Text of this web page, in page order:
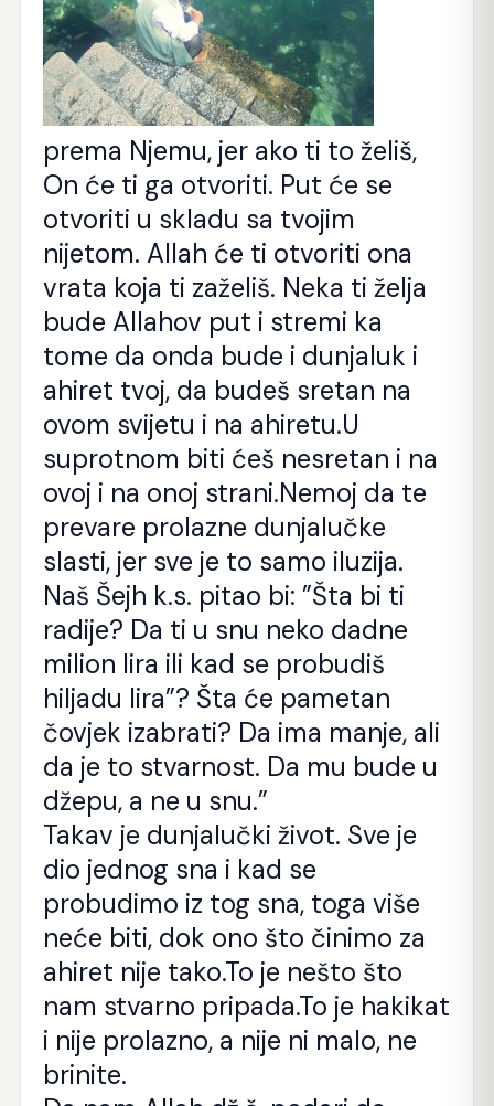
prema Njemu, jer ako ti to želiš,
On će ti ga otvoriti. Put će se
otvoriti u skladu sa tvojim
nijetom. Allah će ti otvoriti ona
vrata koja ti zaželiš. Neka ti želja
bude Allahov put i stremi ka
tome da onda bude i dunjaluk i
ahiret tvoj, da budeš sretan na
ovom svijetu i na ahiretu.U
suprotnom biti ćeš nesretan i na
ovoj i na onoj strani.Nemoj da te
prevare prolazne dunjalučke
slasti, jer sve je to samo iluzija.
Naš Šejh k.s. pitao bi: ”Šta bi ti
radije? Da ti u snu neko dadne
milion lira ili kad se probudiš
hiljadu lira”? Šta će pametan
čovjek izabrati? Da ima manje, ali
da je to stvarnost. Da mu bude u
džepu, a ne u snu.”
Takav je dunjalučki život. Sve je
dio jednog sna i kad se
probudimo iz tog sna, toga više
neće biti, dok ono što činimo za
ahiret nije tako.To je nešto što
nam stvarno pripada.To je hakikat
i nije prolazno, a nije ni malo, ne
brinite.